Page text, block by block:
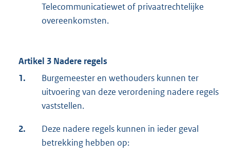
Telecommunicatiewet of privaatrechtelijke
overeenkomsten.
Artikel 3 Nadere regels
1.
Burgemeester en wethouders kunnen ter
uitvoering van deze verordening nadere regels
vaststellen.
2.
Deze nadere regels kunnen in ieder geval
betrekking hebben op: